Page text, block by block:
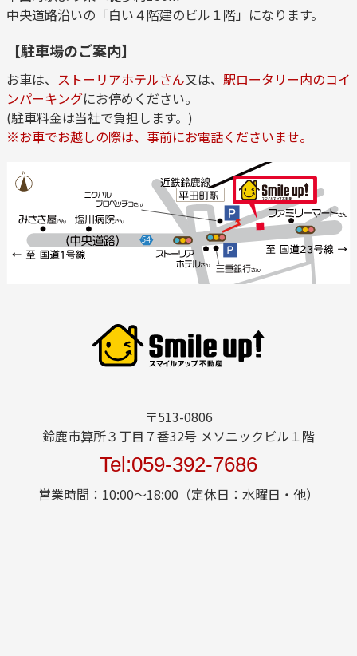
中央道路沿いの「白い４階建のビル１階」になります。
【駐車場のご案内】
お車は、 ストーリアホテルさん又は、 駅ロータリー内のコイ
ンパーキングにお停めください。
(駐車料金は当社で負担します。)
※お車でお越しの際は、事前にお電話くださいませ。
〒513-0806
鈴鹿市算所３丁目７番32号 メソニックビル１階
Tel:059-392-7686
営業時間：10:00～18:00（定休日：水曜日・他）